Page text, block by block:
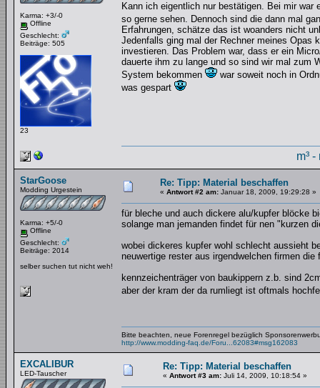
Karma: +3/-0
Offline
Geschlecht:
Beiträge: 505
23
Kann ich eigentlich nur bestätigen. Bei mir
so gerne sehen. Dennoch sind die dann mal
Erfahrungen, schätze das ist woanders nicht
Jedenfalls ging mal der Rechner meines Opas
investieren. Das Problem war, dass er ein
dauerte ihm zu lange und so sind wir mal zum
System bekommen
war soweit noch in
was gespart
m³
StarGoose
Modding Urgestein
Karma: +5/-0
Offline
Geschlecht:
Beiträge: 2014
selber suchen tut nicht weh!
Re: Tipp: Material beschaffen
« Antwort #2 am: Januar 18, 2009, 19:29:28 »
für bleche und auch dickere alu/kupfer blöcke
solange man jemanden findet für nen "kurzen
wobei dickeres kupfer wohl schlecht aussieht
neuwertige rester aus irgendwelchen firmen
kennzeichenträger von baukippern z.b. sind
aber der kram der da rumliegt ist oftmals
Bitte beachten, neue Forenregel bezüglich
http://www.modding-faq.de/Foru...62083#msg162083
EXCALIBUR
LED-Tauscher
Re: Tipp: Material beschaffen
« Antwort #3 am: Juli 14, 2009, 10:18:54 »